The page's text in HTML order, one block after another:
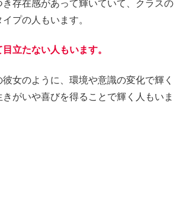
き存在感があって輝いていて、クラスの
プの人もいます。
立たない人もいます。
女のように、環境や意識の変化で輝く
きがいや喜びを得ることで輝く人もいま